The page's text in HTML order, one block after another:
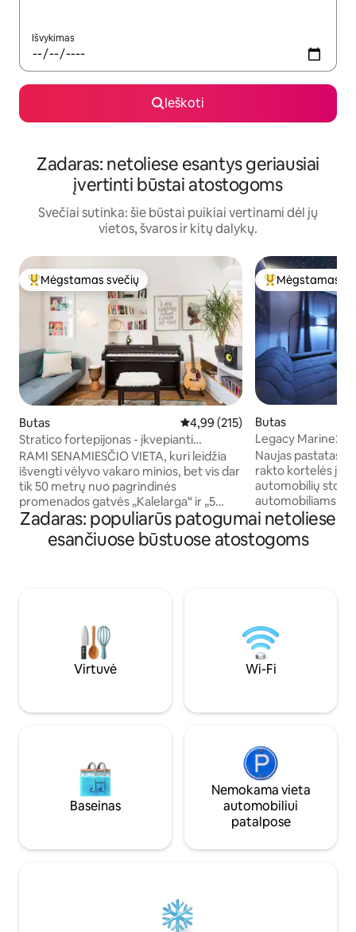
Išvykimas
Ieškoti
Zadaras: netoliese esantys geriausiai
įvertinti būstai atostogoms
Svečiai sutinka: šie būstai puikiai vertinami dėl jų
vietos, švaros ir kitų dalykų.
Svečių mėgstamiausias
Mėgstamas svečių
Butas Vidutinis įvertinimas: 4,99 iš 5,
4,99 (215)
Stratico fortepijonas - įkvepianti
viešnagė senamiestyje
RAMI SENAMIESČIO VIETA, kuri leidžia
išvengti vėlyvo vakaro minios, bet vis dar
tik 50 metrų nuo pagrindinės
promenados gatvės „Kalelarga“ ir „5
Bunara“ aikštės su geru restoranu ir
barais. GRAŽI SAULĖTA TERASA, puikiai
tinkanti pusryčiams, vakarienei, saulės
ar šiek tiek perkusijos ir grojate sau
mėgautis žymiausių regiono rašytojų
knygų kolekcija su vertimais į anglų,
kultūrą sužinosite paskaitę paplūdimyje
telefonu (numeris nurodytas
spausdintame instrukcijų vadove). Butas
yra ramioje senamiesčio vietoje, atokiau
promenados ir 5 Bunaros aikštės su
Svečių
Mėgstamas
Butas
Legacy Marine2,
Naujas pastatas
rakto kortelės
automobilių
automobiliams.
nuo prieplaukos ir
iki Kolovare
iki senamiesčio.
„YouTube“,
kambaryje. Durų
mano
Zadaras: populiarūs patogumai netoliese
esančiuose būstuose atostogoms
Virtuvė Wi-Fi
Baseinas
Nemokama vieta
automobiliui
patalpose